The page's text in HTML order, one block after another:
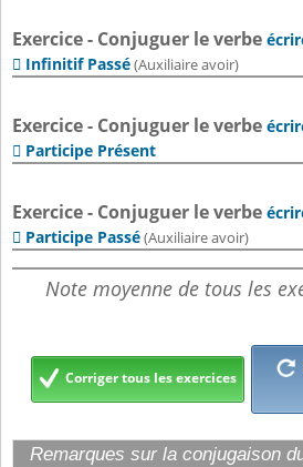
Exercice - Conjuguer le verbe
 Infinitif Passé(Auxiliaire avoir)
Exercice - Conjuguer le verbe
 Participe Présent
Exercice - Conjuguer le verbe
 Participe Passé(Auxiliaire avoir)
Note moyenne de tous les
Corriger tous les exercices
Remarques sur la conjugaison